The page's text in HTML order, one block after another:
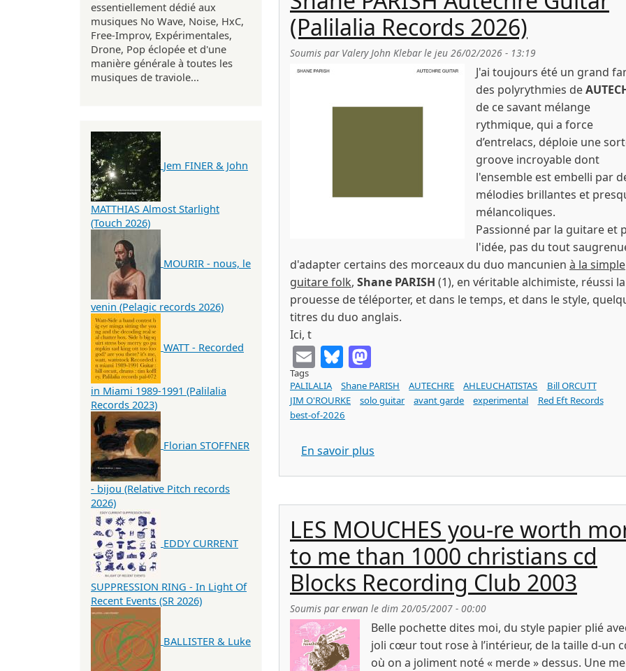
(Palilalia Records 2026)
Soumis par Valery John Klebarle jeu 26/02/2026 - 13:19
J'ai toujours été un grand
des polyrythmies de
de ce savant mélange
rythmique, qui a force
d’entrelacs, déploie une
groove incroyable dont
l'ensemble est embelli par
mélodies brillantes et
mélancoliques.
Passionné par la guitare et
l'idée, pas du tout
d'adapter certains des morceaux du duo mancunien à la simple
guitare folk, Shane PARISH (1), en véritable alchimiste, réussi la
prouesse de téléporter, et dans le temps, et dans le style,
titres du duo anglais.
Ici, t
EmailBluesky
Tags
PALILALIA
Shane PARISH AUTECHRE AHLEUCHATISTAS
Bill ORCUTT
JIM O'ROURKE
solo guitar avant garde experimental
Red Eft Records
best-of-2026
En savoir plus
LES MOUCHES you-re worth
to me than 1000 christians cd
Blocks Recording Club 2003
Soumis parerwan le dim 20/05/2007 - 00:00
Belle pochette dites moi, du style papier plié
joli cœur tout rose à l’intérieur, de la taille d-un
où on a joliment noté « merde » dessus. Une
essentiellement dédié aux
musiques No Wave, Noise, HxC,
Free-Improv, Expérimentales,
Drone, Pop éclopée et d'une
manière générale à toutes les
musiques de traviole...
Jem FINER & John
MATTHIAS Almost Starlight
(Touch 2026)
MOURIR - nous, le
venin (Pelagic records 2026)
WATT - Recorded
in Miami 1989-1991 (Palilalia
Records 2023)
Florian STOFFNER
- bijou (Relative Pitch records
2026)
EDDY CURRENT
SUPPRESSION RING - In Light Of
Recent Events (SR 2026)
BALLISTER & Luke